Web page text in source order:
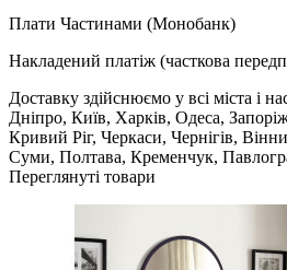
Плати Частинами (Монобанк)
Накладений платіж (часткова
Доставку здійснюємо у всі міста і
Дніпро, Київ, Харків, Одеса,
Кривий Ріг, Черкаси, Чернігів,
Суми, Полтава, Кременчук,
Переглянуті товари